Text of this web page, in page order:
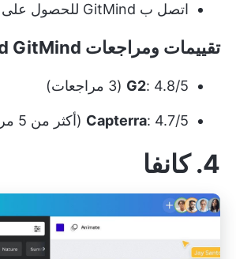
اتصل ب GitMind للحصول على تفاصيل الأسعار
تقييمات ومراجعات GitMind GitMind
G2: 4.8/5 (3 مراجعات)
Capterra: 4.7/5 (أكثر من 5 مراجعات)
4. كانفا